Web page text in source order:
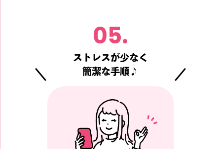
05.
ストレスが少なく
簡潔な手順♪